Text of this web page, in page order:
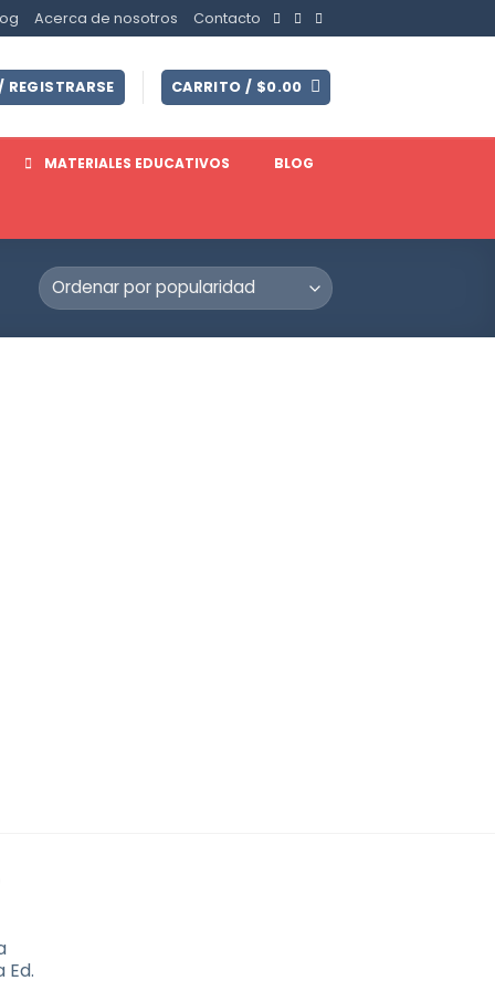
Acerca de nosotros Contacto
REGISTRARSE CARRITO / $0.00
MATERIALES EDUCATIVOS BLOG
Ed.